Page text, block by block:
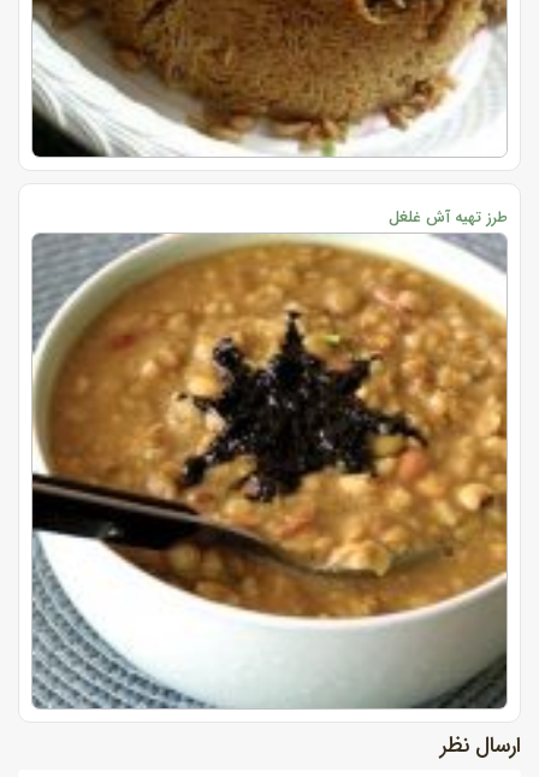
طرز تهیه آش غلغل
ارسال نظر